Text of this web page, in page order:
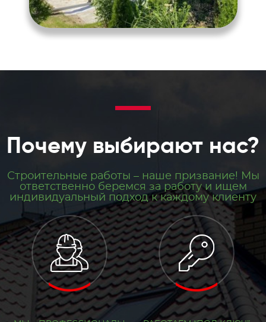
Почему выбирают нас?
Строительные работы – наше призвание! Мы
ответственно беремся за работу и ищем
индивидуальный подход к каждому клиенту